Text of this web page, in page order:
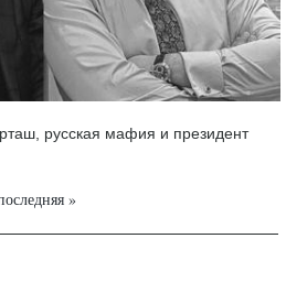
русская мафия и президент
»